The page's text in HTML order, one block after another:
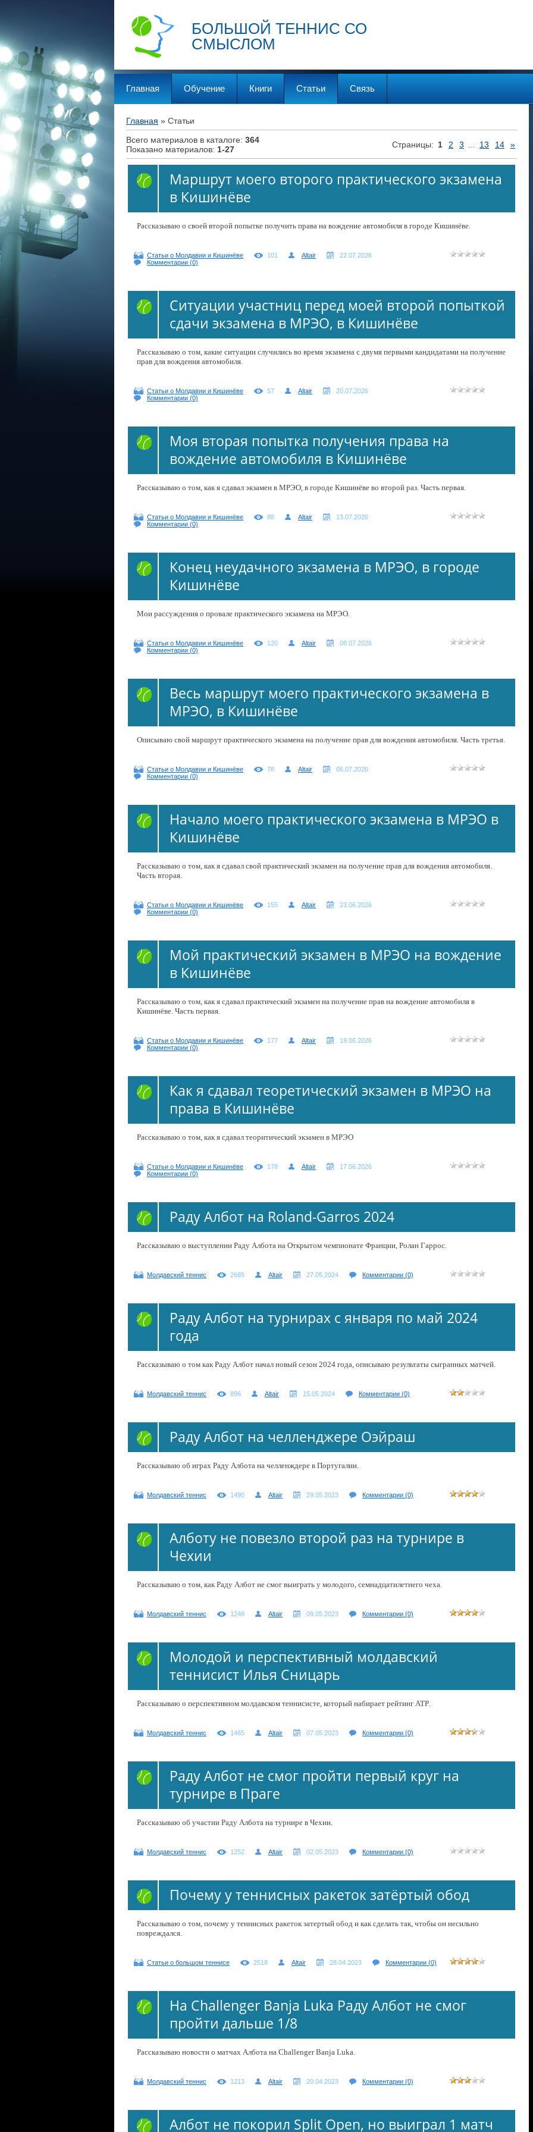
БОЛЬШОЙ ТЕННИС СО
СМЫСЛОМ
Главная Обучение Книги Статьи Связь
Главная » Статьи
Всего материалов в каталоге: 364
Показано материалов: 1-27 Страницы: 1 2 3 13 14 »
Маршрут моего второго практического экзамена
в Кишинёве
Рассказываю о своей второй попытке получить права на вождение автомобиля в городе Кишинёве.
Статьи о Молдавии и Кишинёве 101 Altair
22.07.2026
Комментарии (0)
Ситуации участниц перед моей второй попыткой
сдачи экзамена в МРЭО, в Кишинёве
Рассказываю о том, какие ситуации случились во время экзамена с двумя первыми кандидатами на получение
прав для вождения автомобиля.
Статьи о Молдавии и Кишинёве 57 Altair
20.07.2026
Комментарии (0)
Моя вторая попытка получения права на
вождение автомобиля в Кишинёве
Рассказываю о том, как я сдавал экзамен в МРЭО, в городе Кишинёве во второй раз. Часть первая.
Статьи о Молдавии и Кишинёве 88 Altair
13.07.2026
Комментарии (0)
Конец неудачного экзамена в МРЭО, в городе
Кишинёве
Мои рассуждения о провале практического экзамена на МРЭО.
Статьи о Молдавии и Кишинёве 120 Altair
08.07.2026
Комментарии (0)
Весь маршрут моего практического экзамена в
МРЭО, в Кишинёве
Описываю свой маршрут практического экзамена на получение прав для вождения автомобиля. Часть третья.
Статьи о Молдавии и Кишинёве 78 Altair
06.07.2026
Комментарии (0)
Начало моего практического экзамена в МРЭО в
Кишинёве
Рассказываю о том, как я сдавал свой практический экзамен на получение прав для вождения автомобиля.
Часть вторая.
Статьи о Молдавии и Кишинёве 155 Altair
23.06.2026
Комментарии (0)
Мой практический экзамен в МРЭО на вождение
в Кишинёве
Рассказываю о том, как я сдавал практический экзамен на получение прав на вождение автомобиля в
Кишинёве. Часть первая.
Статьи о Молдавии и Кишинёве 177 Altair
19.06.2026
Комментарии (0)
Как я сдавал теоретический экзамен в МРЭО на
права в Кишинёве
Рассказываю о том, как я сдавал теоритический экзамен в МРЭО
Статьи о Молдавии и Кишинёве 178 Altair
17.06.2026
Комментарии (0)
Раду Албот на Roland-Garros 2024
Рассказываю о выступлении Раду Албота на Открытом чемпионате Франции, Ролан Гаррос.
Молдавский теннис 2685 Altair 27.05.2024 Комментарии (0)
Раду Албот на турнирах с января по май 2024
года
Рассказываю о том как Раду Албот начал новый сезон 2024 года, описываю результаты сыгранных матчей.
Молдавский теннис 896 Altair 15.05.2024 Комментарии (0)
Раду Албот на челленджере Оэйраш
Рассказываю об играх Раду Албота на челленждере в Португалии.
Молдавский теннис 1490 Altair 29.05.2023 Комментарии (0)
Алботу не повезло второй раз на турнире в
Чехии
Рассказываю о том, как Раду Албот не смог выиграть у молодого, семнадцатилетнего чеха.
Молдавский теннис 1248 Altair 09.05.2023 Комментарии (0)
Молодой и перспективный молдавский
теннисист Илья Сницарь
Рассказываю о перспективном молдавском теннисисте, который набирает рейтинг ATP.
Молдавский теннис 1465 Altair 07.05.2023 Комментарии (0)
Раду Албот не смог пройти первый круг на
турнире в Праге
Рассказываю об участии Раду Албота на турнире в Чехии.
Молдавский теннис 1252 Altair 02.05.2023 Комментарии (0)
Почему у теннисных ракеток затёртый обод
Рассказываю о том, почему у теннисных ракеток затертый обод и как сделать так, чтобы он несильно
повреждался.
Статьи о большом теннисе 2518 Altair 28.04.2023 Комментарии (0)
На Challenger Banja Luka Раду Албот не смог
пройти дальше 1/8
Рассказываю новости о матчах Албота на Challenger Banja Luka.
Молдавский теннис 1213 Altair 20.04.2023 Комментарии (0)
Албот не покорил Split Open, но выиграл 1 матч